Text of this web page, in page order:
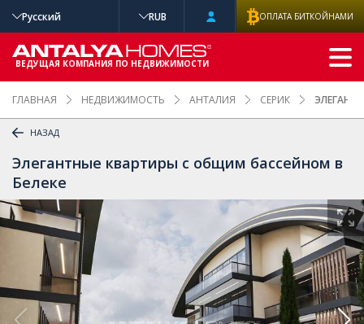
ГЛАВНАЯ НЕДВИЖИМОСТЬ АНТАЛИЯ СЕРИК
НАЗАД
Элегантные квартиры с общим бассейном в
Белеке
Русский RUB ОПЛАТА БИТКОЙНАМИ
ВЕДУЩАЯ КОМПАНИЯ ПО НЕДВИЖИМОСТИ
РАСШИРЕННЫ
Й ПОИСК